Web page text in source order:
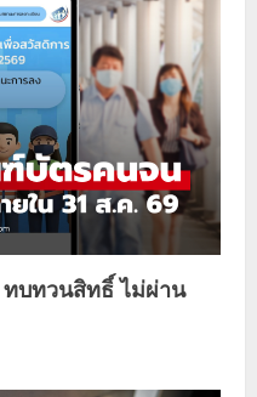
ทบทวนสิทธิ์ ไม่ผ่าน